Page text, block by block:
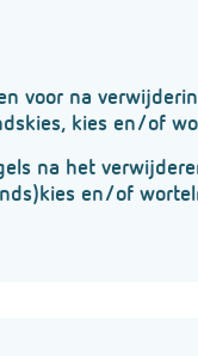
voor na
kies en/of
na het
en/of